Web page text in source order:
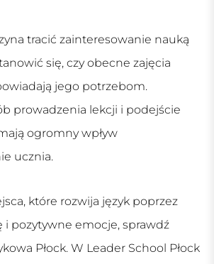
tracić zainteresowanie nauką
się, czy obecne zajęcia
jego potrzebom.
prowadzenia lekcji i podejście
ogromny wpływ
ucznia.
które rozwija język poprzez
i pozytywne emocje, sprawdź
Płock. W Leader School Płock